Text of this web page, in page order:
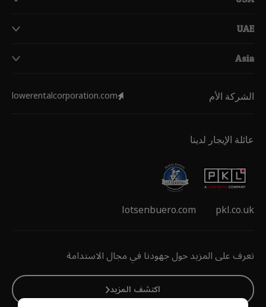
UAE
Asia
تعرف على المزيد حول جهودنا في مجال الاستدامة
اكتشف المزيد
الشركة الأم lowerentalcorporation.com
عائلة الإيجار لدينا
pkl.co.uk
lotsenbuero.com